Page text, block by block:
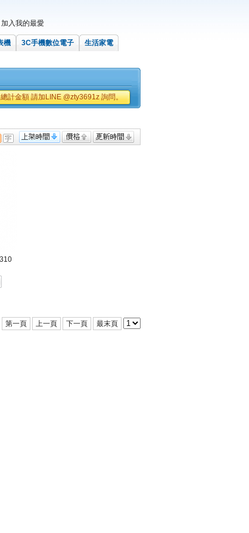
加入我的最愛
機 3C手機數位電子
生活家電
計金額 請加LINE @zty3691z 詢問。
第一頁 上一頁 下一頁 最末頁